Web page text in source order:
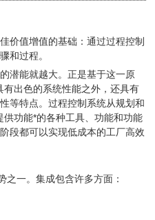
价值增值的基础：通过过程控制
和过程。
潜能就越大。正是基于这一原
出色的系统性能之外，还具有
等特点。过程控制系统从规划和
功能*的各种工具、功能和功能
段都可以实现低成本的工厂高效
之一。集成包含许多方面：